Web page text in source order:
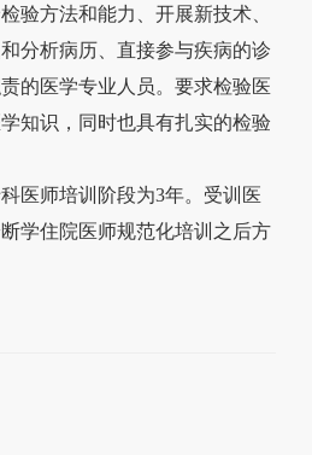
验方法和能力、开展新技术、
分析病历、直接参与疾病的诊
的医学专业人员。要求检验医
知识，同时也具有扎实的检验
医师培训阶段为3年。受训 医
学住院医师规范化培训之后方